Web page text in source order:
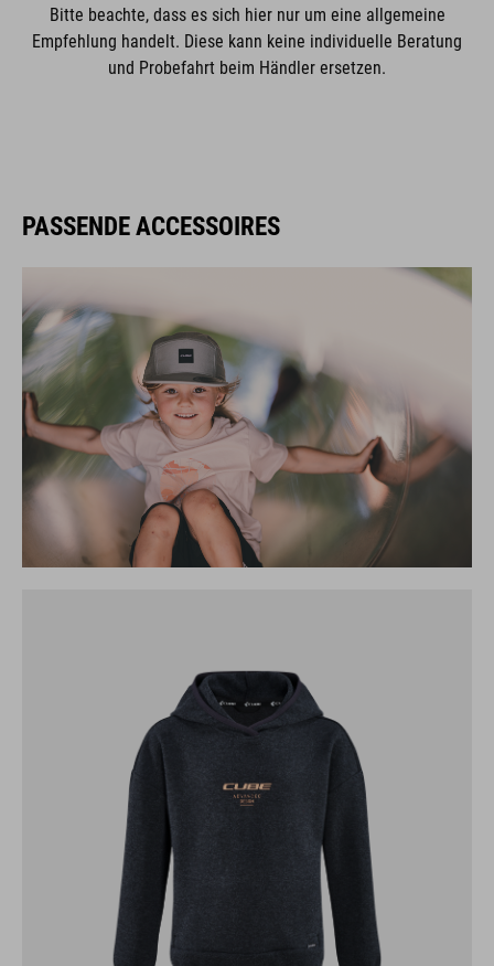
Bitte beachte, dass es sich hier nur um eine allgemeine
Empfehlung handelt. Diese kann keine individuelle Beratung
und Probefahrt beim Händler ersetzen.
PASSENDE ACCESSOIRES